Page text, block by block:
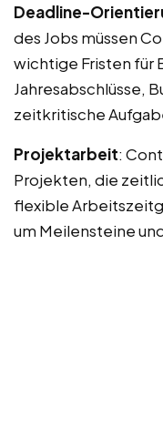
Deadline-
des Jobs müssen
wichtige Fristen für
Jahresabschlüsse,
zeitkritische
Projektarbeit:
Projekten, die
flexible
um Meilensteine